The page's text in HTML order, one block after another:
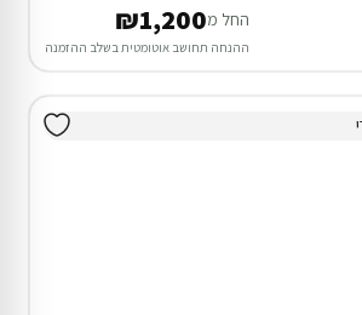
החל מ₪1,200
ההנחה תחושב אוטומטית בשלב ההזמנה